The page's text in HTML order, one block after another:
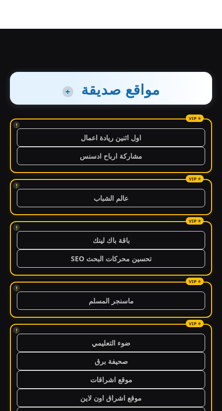
مواقع صديقة +
!
اول اثنين ريادة اعمال
مشاركة ارباح ادسنس
!
عالم الشباب
!
باقة باك لينك
تحسين محركات البحث SEO
!
ماسنجر المسلم
!
ضوء التعليمي
صحيفة برق
موقع اشراقات
موقع اشراق اون لاين